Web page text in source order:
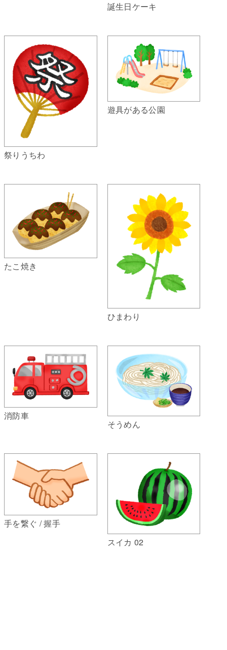
誕生日ケーキ
祭りうちわ
遊具がある公園
たこ焼き
ひまわり
消防車
そうめん
手を繋ぐ / 握手
スイカ 02